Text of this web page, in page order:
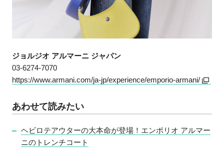
ジョルジオ アルマーニ ジャパン
03-6274-7070
https://www.armani.com/ja-jp/experience/emporio-armani/
あわせて読みたい
ヘビロテアウターの大本命が登場！エンポリオ アルマー
ニのトレンチコート